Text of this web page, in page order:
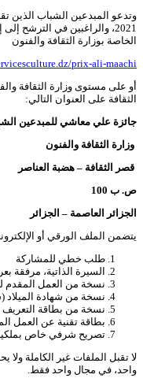
2021، والراغبين في الترشح
الخاصة بوزارة الثقافة والفنون
prix-ali-maachi/
أو على مستوى وزارة الثقافة
الثقافة على العنوان التالي:
جائزة علي معاشي للمبدعين الشباب
وزارة الثقافة والفنون
قصر
الثقافة – هضبة العناصر
ص. ب 100
الجزائر العاصمة – الجزائر
يتضمن الملف الورقي أو
طلب خطي للمشاركة
السيرة الذاتية،
نسخة من العمل المقدم
نسخة من شهادة الميلاد (سن
نسخة من بطاقة التعريف
بطاقة تقنية عن العمل
تصريح شرفي خاص
لا تقبل الملفات غير الكاملة
واحد، في مجال واحد فقط.